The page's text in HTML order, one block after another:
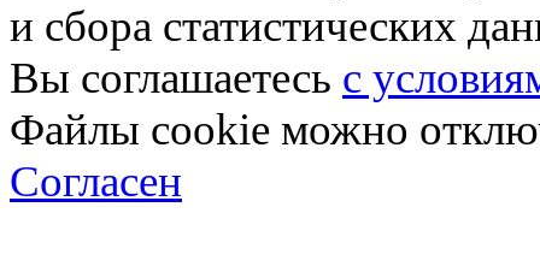
и сбора статистических
Вы соглашаетесь с
Файлы cookie можно
Согласен